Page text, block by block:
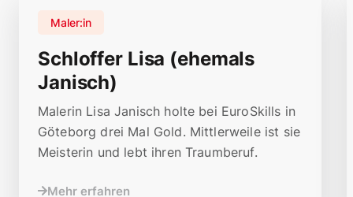
Schloffer Lisa (ehemals
Janisch)
Maler:in
Malerin Lisa Janisch holte bei EuroSkills in
Göteborg drei Mal Gold. Mittlerweile ist sie
Meisterin und lebt ihren Traumberuf.
Mehr erfahren